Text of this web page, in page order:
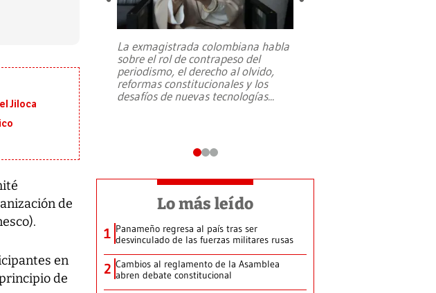
Jiloca
de
en
de
magnitud
28 de
La exmagistrada colombiana habla
sobre el rol de contrapeso del
periodismo, el derecho al olvido,
reformas constitucionales y los
desafíos de nuevas tecnologías...
Lo más leído
1 Panameño regresa al país tras ser
desvinculado de las fuerzas militares rusas
2 Cambios al reglamento de la Asamblea
abren debate constitucional